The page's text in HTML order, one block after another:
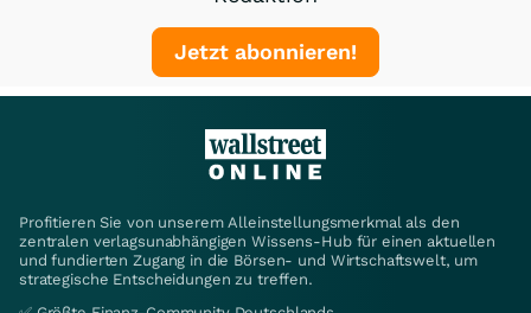
Jetzt abonnieren!
Profitieren Sie von unserem Alleinstellungsmerkmal als den
zentralen verlagsunabhängigen Wissens-Hub für einen aktuellen
und fundierten Zugang in die Börsen- und Wirtschaftswelt, um
strategische Entscheidungen zu treffen.